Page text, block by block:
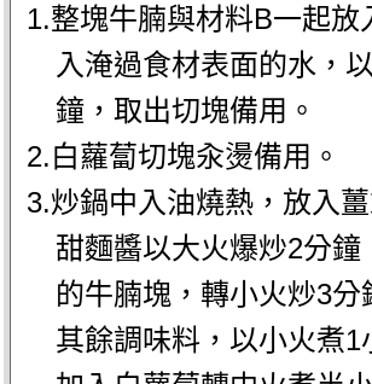
1.整塊牛腩與材料B一起放
入淹過食材表面的水，
鐘，取出切塊備用。
2.白蘿蔔切塊汆燙備用。
3.炒鍋中入油燒熱，放入
甜麵醬以大火爆炒2分鐘
的牛腩塊，轉小火炒3分
其餘調味料，以小火煮1